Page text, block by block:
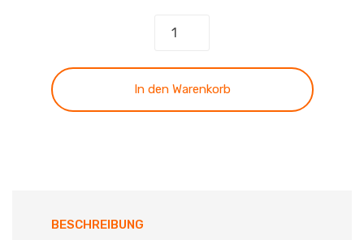
Faltkarte
Hochzeit
(NEU)
In den Warenkorb
BESCHREIBUNG